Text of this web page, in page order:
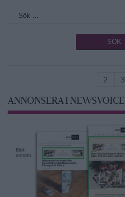
2 3
ANNONSERA I NEWSVOICE